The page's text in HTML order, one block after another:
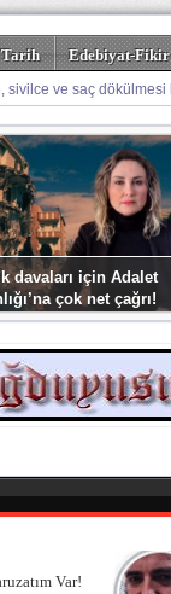
Tarih
Edebiyat-Fikir
davaları için Adalet
çok net çağrı!
Var!